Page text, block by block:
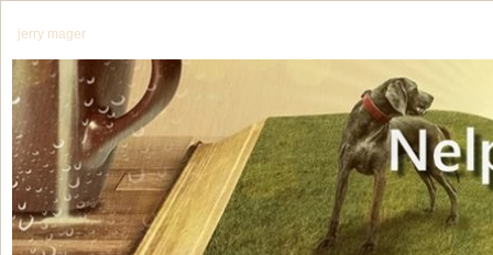
jerry mager